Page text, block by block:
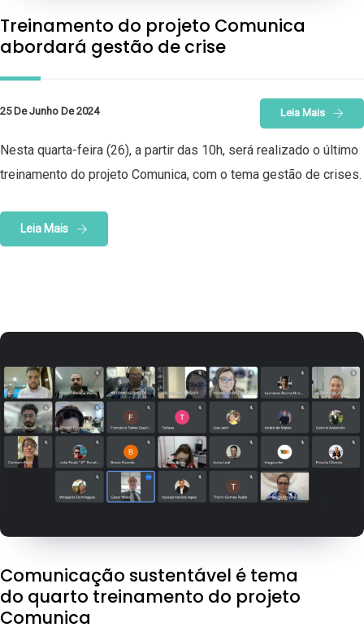
Treinamento do projeto Comunica
abordará gestão de crise
25 De Junho De 2024 Leia Mais
Nesta quarta-feira (26), a partir das 10h, será realizado o último
treinamento do projeto Comunica, com o tema gestão de crises.
Leia Mais
Comunicação sustentável é tema
do quarto treinamento do projeto
Comunica